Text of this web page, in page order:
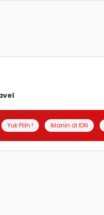
Yuk Pilih ! Iklanin di IDN